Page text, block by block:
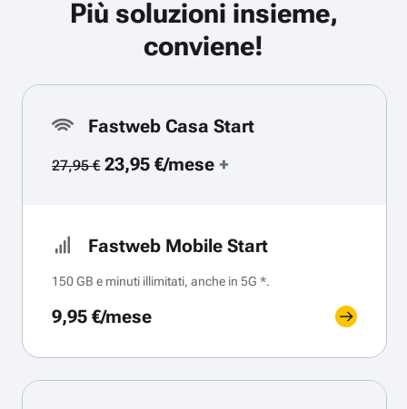
Più soluzioni insieme,
conviene!
Fastweb Casa Start
27,95 €23,95 €/mese+
Fastweb Mobile Start
150 GB e minuti illimitati, anche in 5G *.
9,95 €/mese